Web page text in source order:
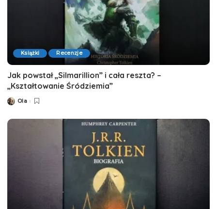
Książki Recenzje
Jak powstał „Silmarillion” i cała reszta? –
„Kształtowanie Śródziemia”
Posted
Ola